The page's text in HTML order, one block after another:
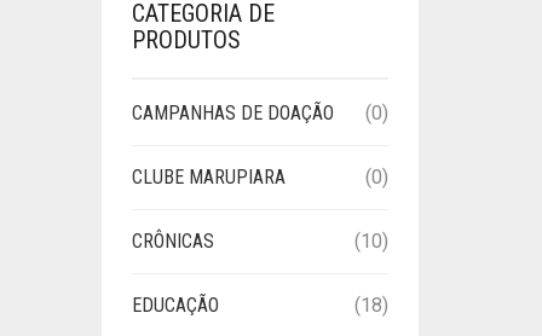
CATEGORIA DE
PRODUTOS
CAMPANHAS DE DOAÇÃO (0)
CLUBE MARUPIARA (0)
CRÔNICAS (10)
EDUCAÇÃO (18)